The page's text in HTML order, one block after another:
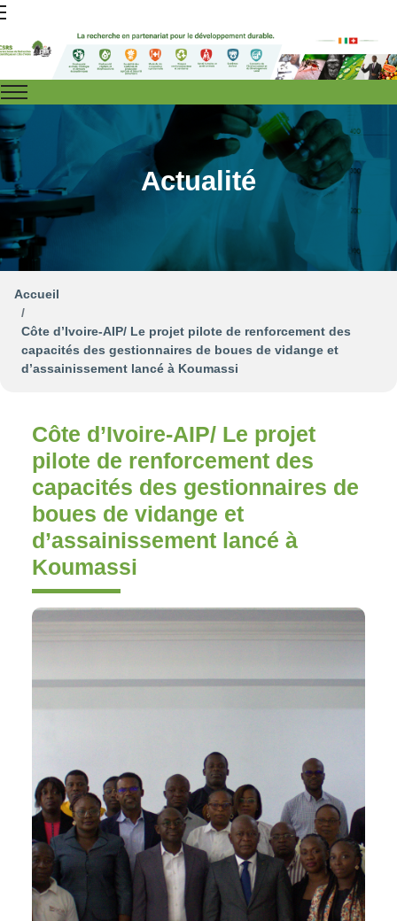
Actualité
Accueil
Côte d’Ivoire-AIP/ Le projet pilote de renforcement des
capacités des gestionnaires de boues de vidange et
d’assainissement lancé à Koumassi
Côte d’Ivoire-AIP/ Le projet
pilote de renforcement des
capacités des gestionnaires de
boues de vidange et
d’assainissement lancé à
Koumassi